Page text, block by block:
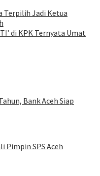
Terpilih Jadi Ketua
di KPK Ternyata Umat
Bank Aceh Siap
Pimpin SPS Aceh